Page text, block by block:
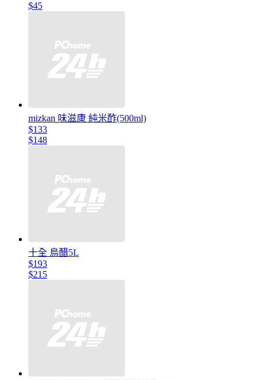
$45
mizkan 味滋康 純米酢(500ml)
$133
$148
十全 烏醋5L
$193
$215